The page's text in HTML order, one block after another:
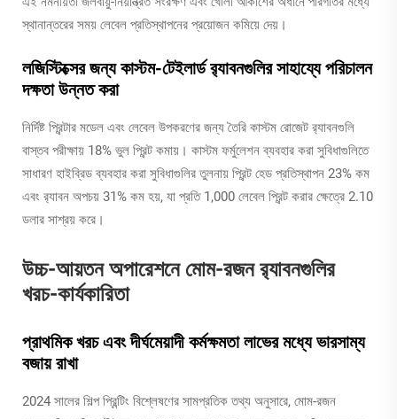
স্থানান্তরের সময় লেবেল প্রতিস্থাপনের প্রয়োজন কমিয়ে দেয়।
লজিস্টিক্সের জন্য কাস্টম-টেইলার্ড র‍্যাবনগুলির সাহায্যে পরিচালন
দক্ষতা উন্নত করা
নির্দিষ্ট প্রিন্টার মডেল এবং লেবেল উপকরণের জন্য তৈরি কাস্টম রোজেট র‍্যাবনগুলি
বাস্তব পরীক্ষায় 18% ভুল প্রিন্ট কমায়। কাস্টম ফর্মুলেশন ব্যবহার করা সুবিধাগুলিতে
সাধারণ হাইব্রিড ব্যবহার করা সুবিধাগুলির তুলনায় প্রিন্ট হেড প্রতিস্থাপন 23% কম
এবং র‍্যাবন অপচয় 31% কম হয়, যা প্রতি 1,000 লেবেল প্রিন্ট করার ক্ষেত্রে 2.10
ডলার সাশ্রয় করে।
উচ্চ-আয়তন অপারেশনে মোম-রজন র‍্যাবনগুলির
খরচ-কার্যকারিতা
প্রাথমিক খরচ এবং দীর্ঘমেয়াদী কর্মক্ষমতা লাভের মধ্যে ভারসাম্য
বজায় রাখা
2024 সালের শিল্প প্রিন্টিং বিশ্লেষণের সামপ্রতিক তথ্য অনুসারে, মোম-রজন